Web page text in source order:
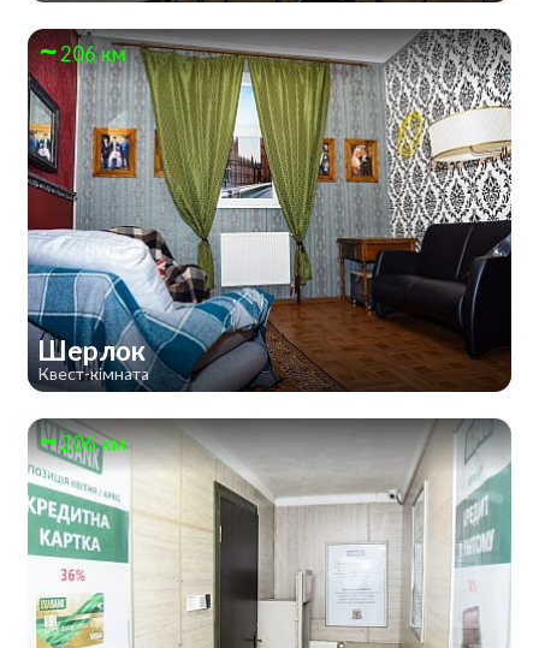
206 км
Шерлок
Квест-кімната
206 км